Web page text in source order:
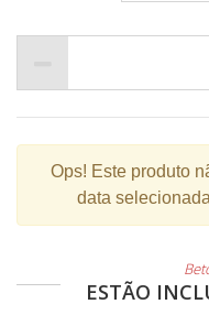
Ops! Este produto
data
ESTÃO